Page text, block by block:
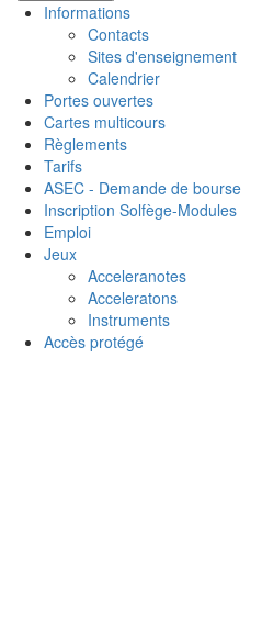
Informations
Contacts
Sites d'enseignement
Calendrier
Portes ouvertes
Cartes multicours
Règlements
Tarifs
ASEC - Demande de bourse
Inscription Solfège-Modules
Emploi
Jeux
Acceleranotes
Acceleratons
Instruments
Accès protégé